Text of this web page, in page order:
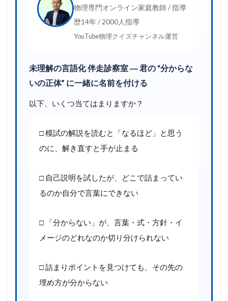
物理専門オンライン家庭教師 / 指導
歴14年 / 2000人指導
YouTube物理クイズチャンネル運営
未理解の言語化 伴走診察室 ― 君の “分からな
いの正体” に一緒に名前を付ける
以下、いくつ当てはまりますか？
□ 模試の解説を読むと「なるほど」と思う
のに、解き直すと手が止まる
□ 自己説明を試したが、どこで詰まってい
るのか自分で言葉にできない
□ 「分からない」が、言葉・式・方針・イ
メージのどれなのか切り分けられない
□ 詰まりポイントを見つけても、その先の
埋め方が分からない